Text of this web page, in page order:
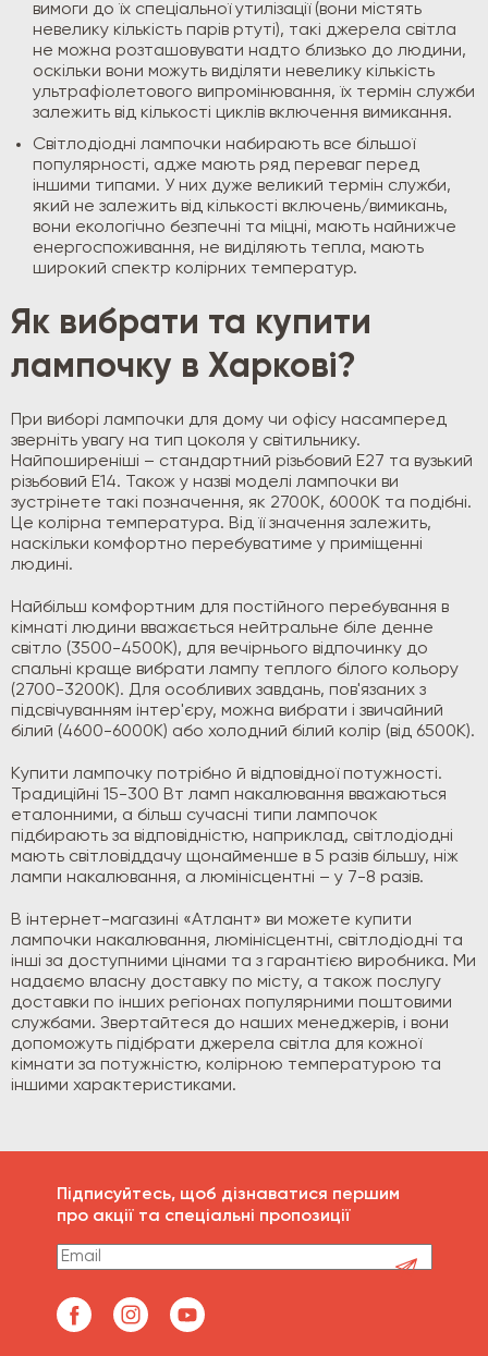
вимоги до їх спеціальної утилізації (вони містять
невелику кількість парів ртуті), такі джерела світла
не можна розташовувати надто близько до людини,
оскільки вони можуть виділяти невелику кількість
ультрафіолетового випромінювання, їх термін служби
залежить від кількості циклів включення вимикання.
Світлодіодні лампочки набирають все більшої
популярності, адже мають ряд переваг перед
іншими типами. У них дуже великий термін служби,
який не залежить від кількості включень/вимикань,
вони екологічно безпечні та міцні, мають найнижче
енергоспоживання, не виділяють тепла, мають
широкий спектр колірних температур.
Як вибрати та купити
лампочку в Харкові?
При виборі лампочки для дому чи офісу насамперед
зверніть увагу на тип цоколя у світильнику.
Найпоширеніші – стандартний різьбовий Е27 та вузький
різьбовий Е14. Також у назві моделі лампочки ви
зустрінете такі позначення, як 2700К, 6000К та подібні.
Це колірна температура. Від її значення залежить,
наскільки комфортно перебуватиме у приміщенні
людині.
Найбільш комфортним для постійного перебування в
кімнаті людини вважається нейтральне біле денне
світло (3500-4500К), для вечірнього відпочинку до
спальні краще вибрати лампу теплого білого кольору
(2700-3200К). Для особливих завдань, пов'язаних з
підсвічуванням інтер'єру, можна вибрати і звичайний
білий (4600-6000К) або холодний білий колір (від 6500К).
Купити лампочку потрібно й відповідної потужності.
Традиційні 15-300 Вт ламп накалювання вважаються
еталонними, а більш сучасні типи лампочок
підбирають за відповідністю, наприклад, світлодіодні
мають світловіддачу щонайменше в 5 разів більшу, ніж
лампи накалювання, а люмінісцентні – у 7-8 разів.
В інтернет-магазині «Атлант» ви можете купити
лампочки накалювання, люмінісцентні, світлодіодні та
інші за доступними цінами та з гарантією виробника. Ми
надаємо власну доставку по місту, а також послугу
доставки по інших регіонах популярними поштовими
службами. Звертайтеся до наших менеджерів, і вони
допоможуть підібрати джерела світла для кожної
кімнати за потужністю, колірною температурою та
іншими характеристиками.
Підписуйтесь, щоб дізнаватися першим
про акції та спеціальні пропозиції